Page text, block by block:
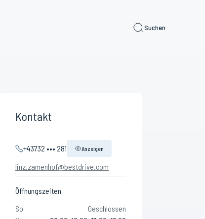
Suchen
Kontakt
+43732 ••• 281 Anzeigen
linz.zamenhof@bestdrive.com
Öffnungszeiten
So
Geschlossen